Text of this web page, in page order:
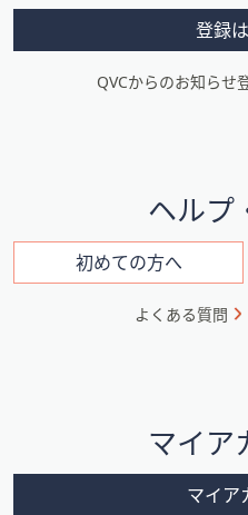
メ
ニ
ン
ン
登録
QVCからのお知らせ
ヘルプ
初めての方へ
よくある質問
マイア
マイア